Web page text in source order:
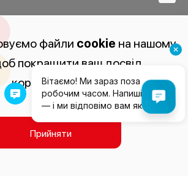
файли cookie на нашому
покращити ваш досвід
користування.
Прийняти